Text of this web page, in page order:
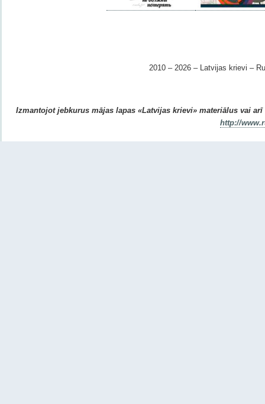
2010 – 2026 – Latvijas krievi –
Izmantojot jebkurus mājas lapas «Latvijas krievi» materiālus vai
http://